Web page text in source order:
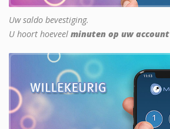
Uw saldo bevestiging.
U hoort hoeveel minuten op uw account